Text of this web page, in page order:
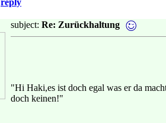
reply
subject: Re: Zurückhaltung
"Hi Haki,es ist doch egal was er da
doch keinen!"